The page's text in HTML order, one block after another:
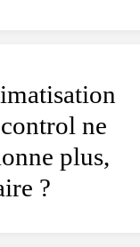
ne
plus,
?